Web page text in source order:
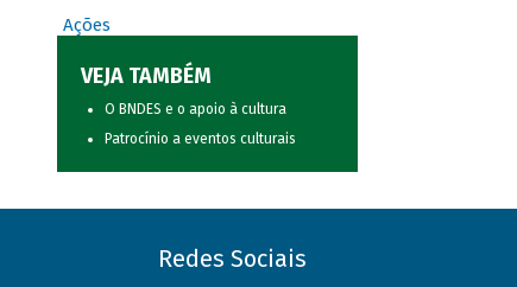
Ações
VEJA TAMBÉM
O BNDES e o apoio à cultura
Patrocínio a eventos culturais
Redes Sociais